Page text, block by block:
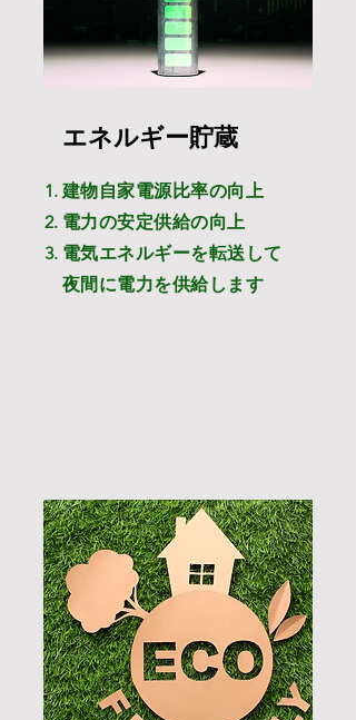
エネルギー貯蔵
建物自家電源比率の向上
電力の安定供給の向上
​電気エネルギーを転送して
夜間に電力を供給します